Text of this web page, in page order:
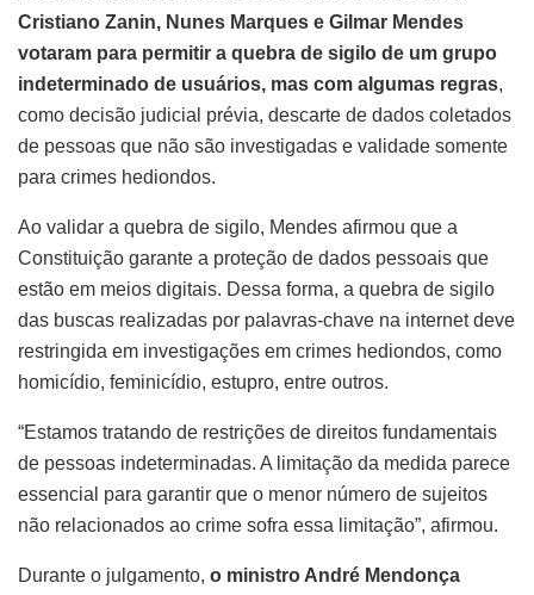
Cristiano Zanin, Nunes Marques e Gilmar Mendes
votaram para permitir a quebra de sigilo de um grupo
indeterminado de usuários, mas com algumas regras,
como decisão judicial prévia, descarte de dados coletados
de pessoas que não são investigadas e validade somente
para crimes hediondos.
Ao validar a quebra de sigilo, Mendes afirmou que a
Constituição garante a proteção de dados pessoais que
estão em meios digitais. Dessa forma, a quebra de sigilo
das buscas realizadas por palavras-chave na internet deve
restringida em investigações em crimes hediondos, como
homicídio, feminicídio, estupro, entre outros.
“Estamos tratando de restrições de direitos fundamentais
de pessoas indeterminadas. A limitação da medida parece
essencial para garantir que o menor número de sujeitos
não relacionados ao crime sofra essa limitação”, afirmou.
Durante o julgamento, o ministro André Mendonça